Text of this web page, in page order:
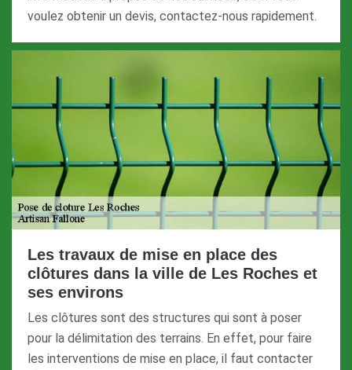
voulez obtenir un devis, contactez-nous rapidement.
Les travaux de mise en place des
clôtures dans la ville de Les Roches et
ses environs
Les clôtures sont des structures qui sont à poser
pour la délimitation des terrains. En effet, pour faire
les interventions de mise en place, il faut contacter